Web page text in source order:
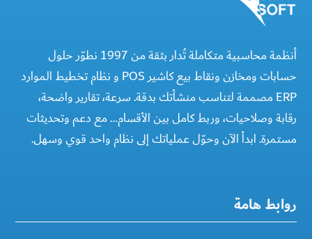
أنظمة محاسبية متكاملة تُدار بثقة من 1997 نطوّر حلول
حسابات ومخازن ونقاط بيع كاشير POS و نظام تخطيط الموارد
ERP مصممة لتناسب منشأتك بدقة. سرعة، تقارير واضحة،
رقابة وصلاحيات، وربط كامل بين الأقسام… مع دعم وتحديثات
مستمرة. ابدأ الآن وحوّل عملياتك إلى نظام واحد قوي وسهل.
روابط هامة